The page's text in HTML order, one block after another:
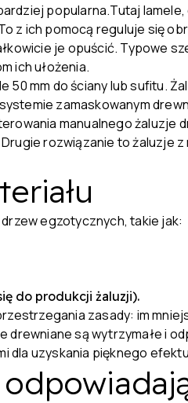
popularna.Tutaj
z ich pomocą reguluje się
je opuścić. Typowe
ich ułożenia.
mm do ściany lub sufitu.
zamaskowanym
manualnego żaluzje
rozwiązanie to
egzotycznych, takie jak:
do produkcji żaluzji).
zasady: im
są wytrzymałe i
dla uzyskania pięknego